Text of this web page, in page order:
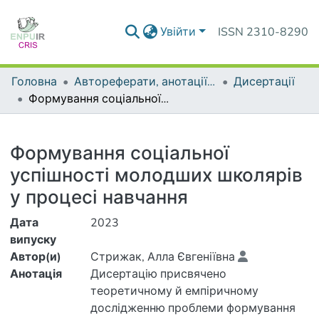
Увійти ISSN 2310-8290
Головна Автореферати, анотації до дисертацій та дисертації
Дисертації
Формування соціальної успішності молодших школярів у процесі навчання
Формування соціальної
успішності молодших школярів
у процесі навчання
Дата
випуску
2023
Автор(и)
Стрижак, Алла Євгеніївна
Анотація
Дисертацію присвячено
теоретичному й емпіричному
дослідженню проблеми формування